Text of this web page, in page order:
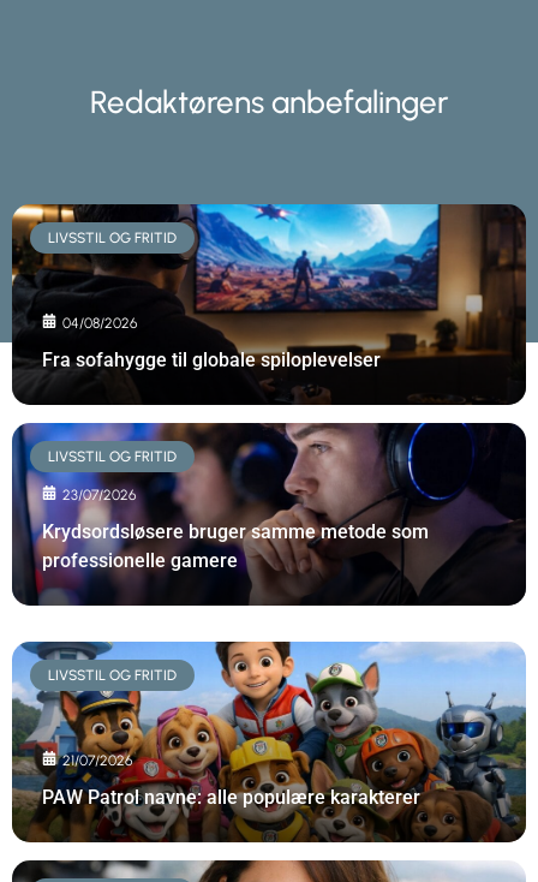
Redaktørens anbefalinger
LIVSSTIL OG FRITID
04/08/2026
Fra sofahygge til globale spiloplevelser
LIVSSTIL OG FRITID
23/07/2026
Krydsordsløsere bruger samme metode som
professionelle gamere
LIVSSTIL OG FRITID
21/07/2026
PAW Patrol navne: alle populære karakterer